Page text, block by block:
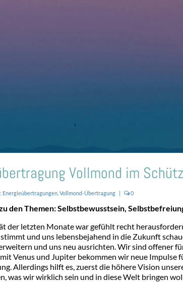
Vollmond im
Energieübertragungen Vollmond-Übertragung | 0
den Themen: Selbstbewusstsein,
der letzten Monate war gefühlt recht
und uns lebensbejahend in die Zukunft
und uns neu ausrichten. Wir sind offener
Venus und Jupiter bekommen wir neue Impulse
Allerdings hilft es, zuerst die höhere Vision
was wir wirklich sein und in diese Welt bringen